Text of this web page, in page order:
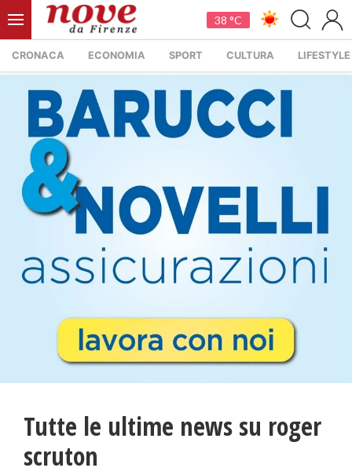
38 °C
CRONACA ECONOMIA SPORT CULTURA LIFESTYLE
Tutte le ultime news su roger
scruton